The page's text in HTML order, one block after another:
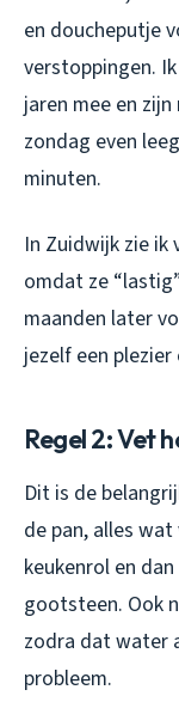
en doucheputje
verstoppingen.
jaren mee en
zondag even
minuten.
In Zuidwijk zie ik
omdat ze
maanden later
jezelf een plezier
Regel 2: Vet
Dit is de
de pan, alles
keukenrol en
gootsteen. Ook
zodra dat water
probleem.